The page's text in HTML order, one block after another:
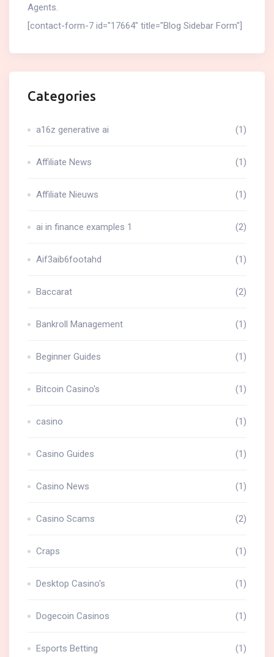
Agents.
[contact-form-7 id="17664" title="Blog Sidebar Form"]
Categories
a16z generative ai (1)
Affiliate News (1)
Affiliate Nieuws (1)
ai in finance examples 1 (2)
Aif3aib6footahd (1)
Baccarat (2)
Bankroll Management (1)
Beginner Guides (1)
Bitcoin Casino's (1)
casino (1)
Casino Guides (1)
Casino News (1)
Casino Scams (2)
Craps (1)
Desktop Casino's (1)
Dogecoin Casinos (1)
Esports Betting (1)